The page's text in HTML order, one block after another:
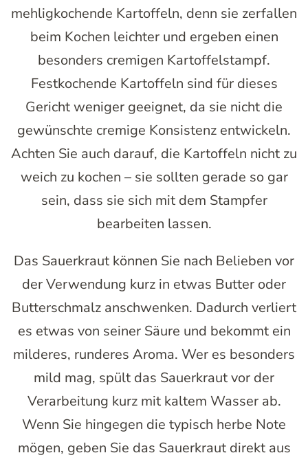
mehligkochende Kartoffeln, denn sie zerfallen
beim Kochen leichter und ergeben einen
besonders cremigen Kartoffelstampf.
Festkochende Kartoffeln sind für dieses
Gericht weniger geeignet, da sie nicht die
gewünschte cremige Konsistenz entwickeln.
Achten Sie auch darauf, die Kartoffeln nicht zu
weich zu kochen – sie sollten gerade so gar
sein, dass sie sich mit dem Stampfer
bearbeiten lassen.
Das Sauerkraut können Sie nach Belieben vor
der Verwendung kurz in etwas Butter oder
Butterschmalz anschwenken. Dadurch verliert
es etwas von seiner Säure und bekommt ein
milderes, runderes Aroma. Wer es besonders
mild mag, spült das Sauerkraut vor der
Verarbeitung kurz mit kaltem Wasser ab.
Wenn Sie hingegen die typisch herbe Note
mögen, geben Sie das Sauerkraut direkt aus